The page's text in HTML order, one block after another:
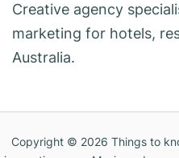
Creative agency
marketing for hotels,
Australia.
Copyright © 2026 Things to